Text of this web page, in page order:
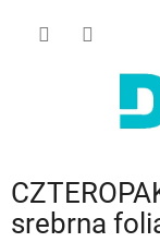
srebrna